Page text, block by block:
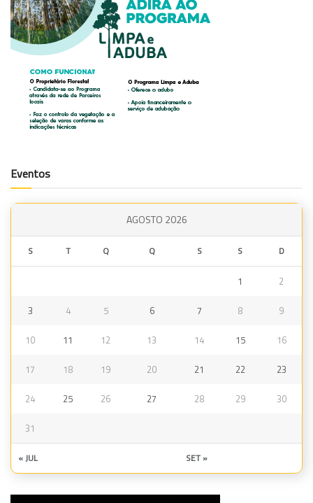
Eventos
AGOSTO 2026
S T Q Q S S D
1 2
3 4 5 6 7 8 9
10 11 12 13 14 15 16
17 18 19 20 21 22 23
24 25 26 27 28 29 30
31
« JUL SET »